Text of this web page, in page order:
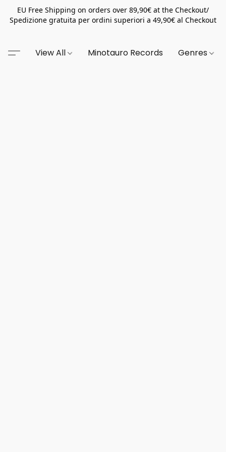
EU Free Shipping on orders over 89,90€ at the Checkout/
Spedizione gratuita per ordini superiori a 49,90€ al Checkout
View All Minotauro Records Genres